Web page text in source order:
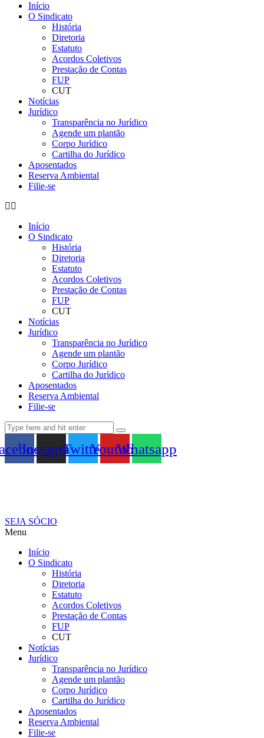
Início
O Sindicato
História
Diretoria
Estatuto
Acordos Coletivos
Prestação de Contas
FUP
CUT
Notícias
Jurídico
Transparência no Jurídico
Agende um plantão
Corpo Jurídico
Cartilha do Jurídico
Aposentados
Reserva Ambiental
Filie-se
Início
O Sindicato
História
Diretoria
Estatuto
Acordos Coletivos
Prestação de Contas
FUP
CUT
Notícias
Jurídico
Transparência no Jurídico
Agende um plantão
Corpo Jurídico
Cartilha do Jurídico
Aposentados
Reserva Ambiental
Filie-se
InstagramTwitterYoutubeWhatsapp
SEJA SÓCIO
Menu
Início
O Sindicato
História
Diretoria
Estatuto
Acordos Coletivos
Prestação de Contas
FUP
CUT
Notícias
Jurídico
Transparência no Jurídico
Agende um plantão
Corpo Jurídico
Cartilha do Jurídico
Aposentados
Reserva Ambiental
Filie-se